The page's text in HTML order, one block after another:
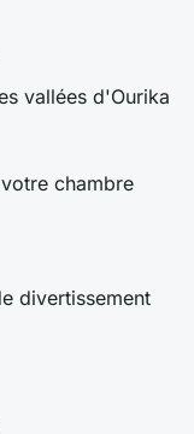
vallées d'Ourika
chambre
divertissement